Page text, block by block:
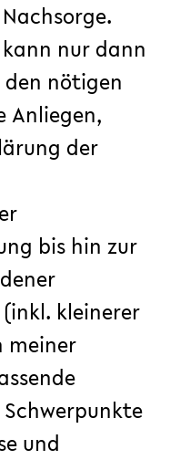
nur dann
nötigen
Anliegen,
der
bis hin zur
kleinerer
meiner
und